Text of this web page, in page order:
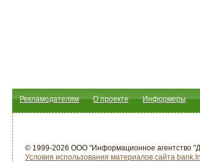
Рекламодателям О проекте Информеры
© 1999-2026 ООО "Информационное агентство
Условия использования материалов сайта